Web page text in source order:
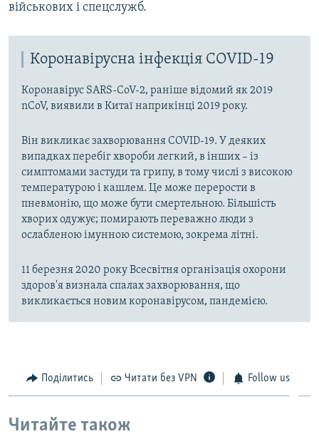
військових і спецслужб.
Коронавірусна інфекція COVID-19
Коронавірус SARS-CoV-2, раніше відомий як 2019
nCoV, виявили в Китаї наприкінці 2019 року.
Він викликає захворювання COVID-19. У деяких
випадках перебіг хвороби легкий, в інших – із
симптомами застуди та грипу, в тому числі з високою
температурою і кашлем. Це може перерости в
пневмонію, що може бути смертельною. Більшість
хворих одужує; помирають переважно люди з
ослабленою імунною системою, зокрема літні.
11 березня 2020 року Всесвітня організація охорони
здоров'я визнала спалах захворювання, що
викликається новим коронавірусом, пандемією.
Поділитись Читати без VPN Follow us
Читайте також